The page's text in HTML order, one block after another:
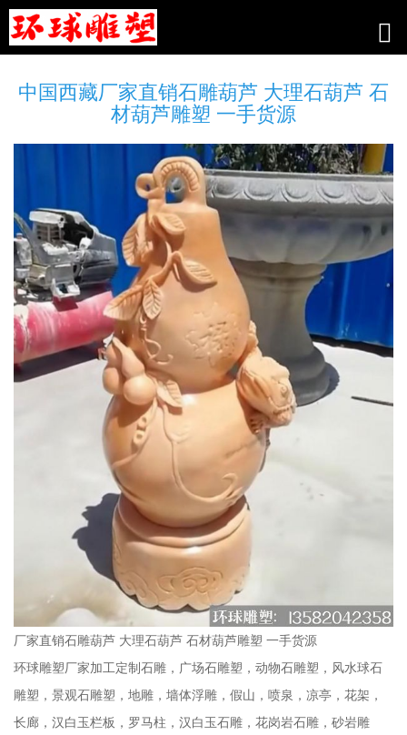
中国西藏厂家直销石雕葫芦 大理石葫芦 石
材葫芦雕塑 一手货源
厂家直销石雕葫芦 大理石葫芦 石材葫芦雕塑 一手货源
环球雕塑厂家加工定制石雕，广场石雕塑，动物石雕塑，风水球石
雕塑，景观石雕塑，地雕，墙体浮雕，假山，喷泉，凉亭，花架，
长廊，汉白玉栏板，罗马柱，汉白玉石雕，花岗岩石雕，砂岩雕